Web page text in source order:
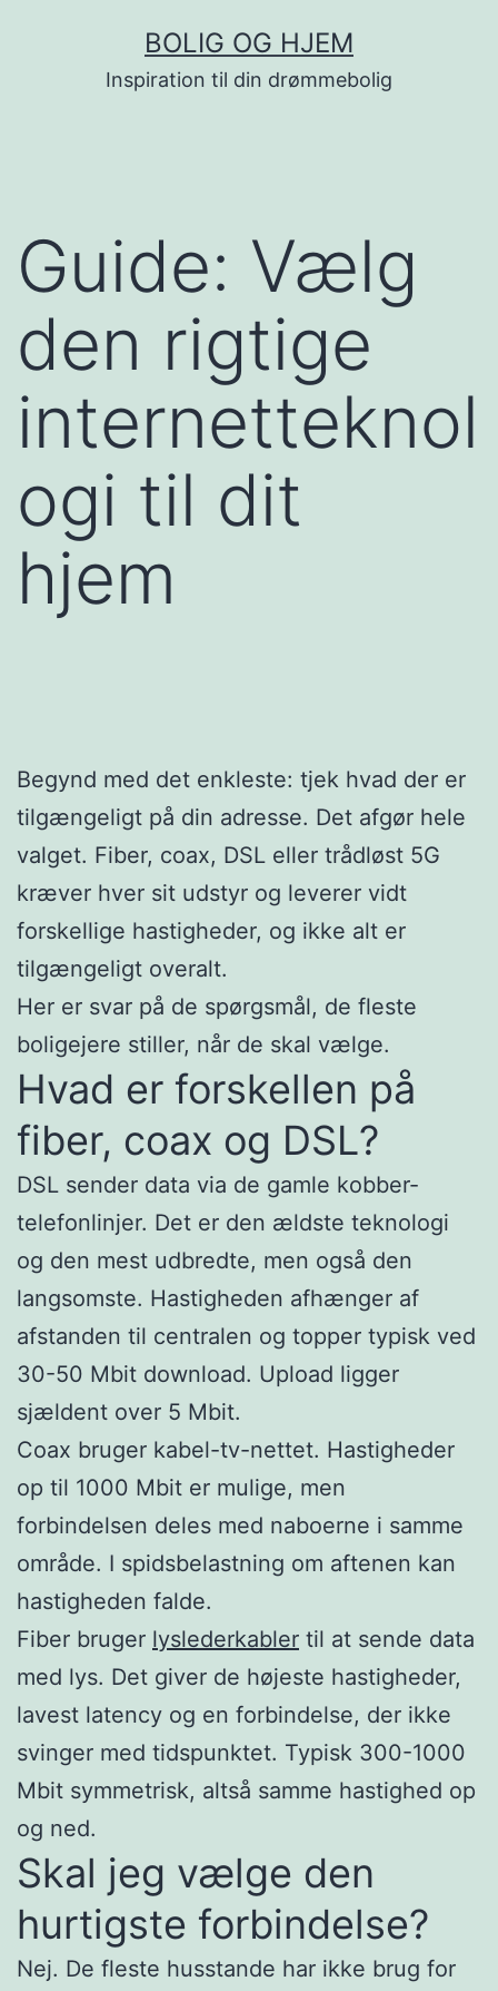
BOLIG OG HJEM
Inspiration til din drømmebolig
Guide: Vælg
den rigtige
internetteknol
ogi til dit
hjem
Begynd med det enkleste: tjek hvad der er
tilgængeligt på din adresse. Det afgør hele
valget. Fiber, coax, DSL eller trådløst 5G
kræver hver sit udstyr og leverer vidt
forskellige hastigheder, og ikke alt er
tilgængeligt overalt.
Her er svar på de spørgsmål, de fleste
boligejere stiller, når de skal vælge.
Hvad er forskellen på
fiber, coax og DSL?
DSL sender data via de gamle kobber-
telefonlinjer. Det er den ældste teknologi
og den mest udbredte, men også den
langsomste. Hastigheden afhænger af
afstanden til centralen og topper typisk ved
30-50 Mbit download. Upload ligger
sjældent over 5 Mbit.
Coax bruger kabel-tv-nettet. Hastigheder
op til 1000 Mbit er mulige, men
forbindelsen deles med naboerne i samme
område. I spidsbelastning om aftenen kan
hastigheden falde.
Fiber bruger lyslederkabler til at sende data
med lys. Det giver de højeste hastigheder,
lavest latency og en forbindelse, der ikke
svinger med tidspunktet. Typisk 300-1000
Mbit symmetrisk, altså samme hastighed op
og ned.
Skal jeg vælge den
hurtigste forbindelse?
Nej. De fleste husstande har ikke brug for